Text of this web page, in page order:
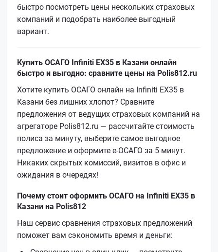
быстро посмотреть цены нескольких страховых
компаний и подобрать наиболее выгодный
вариант.
Купить ОСАГО Infiniti EX35 в Казани онлайн
быстро и выгодно: сравните цены на Polis812.ru
Хотите купить ОСАГО онлайн на Infiniti EX35 в
Казани без лишних хлопот? Сравните
предложения от ведущих страховых компаний на
агрегаторе Polis812.ru — рассчитайте стоимость
полиса за минуту, выберите самое выгодное
предложение и оформите е‑ОСАГО за 5 минут.
Никаких скрытых комиссий, визитов в офис и
ожидания в очередях!
Почему стоит оформить ОСАГО на Infiniti EX35 в
Казани на Polis812
Наш сервис сравнения страховых предложений
поможет вам сэкономить время и деньги: